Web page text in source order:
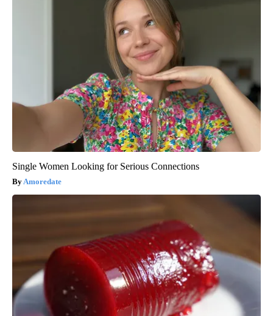
Single Women Looking for Serious Connections
Amoredate